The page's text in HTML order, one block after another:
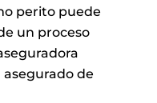
perito puede
un proceso
asegurado de